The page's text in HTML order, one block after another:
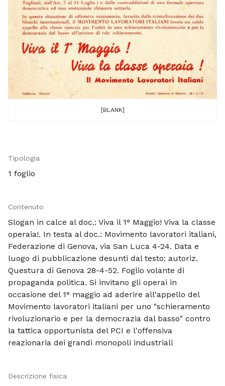
[BLANK]
Tipologia
1 foglio
Contenuto
Slogan in calce al doc.: Viva il 1° Maggio! Viva la classe
operaia!. In testa al doc.: Movimento lavoratori italiani,
Federazione di Genova, via San Luca 4-24. Data e
luogo di pubblicazione desunti dal testo: autoriz.
Questura di Genova 28-4-52. Foglio volante di
propaganda politica. Si invitano gli operai in
occasione del 1° maggio ad aderire all'appello del
Movimento lavoratori italiani per uno "schieramento
rivoluzionario e per la democrazia dal basso" contro
la tattica opportunista del PCI e l'offensiva
reazionaria dei grandi monopoli industriali
Descrizione fisica